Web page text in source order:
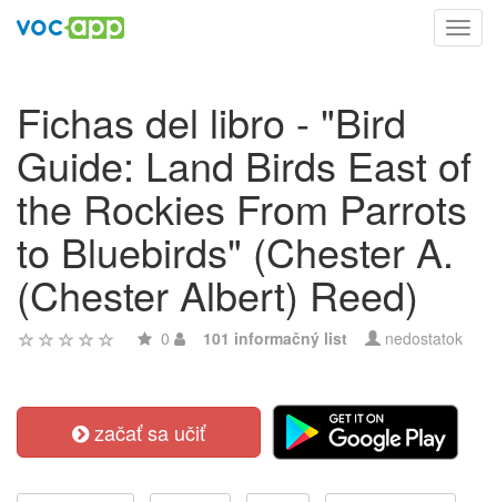
Fichas del libro - "Bird
Guide: Land Birds East of
the Rockies From Parrots
to Bluebirds" (Chester A.
(Chester Albert) Reed)
0 101 informačný list nedostatok
začať sa učiť